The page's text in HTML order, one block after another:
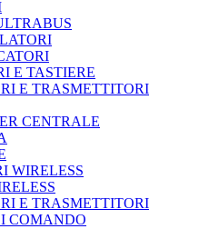
E TASTIERE
E TRASMETTITORI
CENTRALE
WIRELESS
E TRASMETTITORI
COMANDO